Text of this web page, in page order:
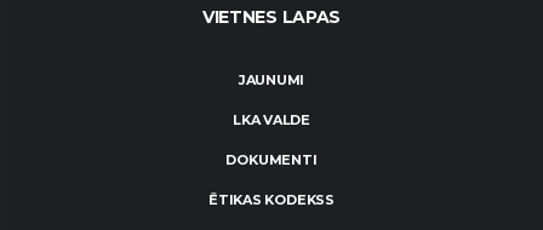
VIETNES LAPAS
JAUNUMI
LKA VALDE
DOKUMENTI
ĒTIKAS KODEKSS